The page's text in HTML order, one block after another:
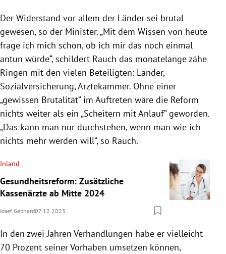
Der Widerstand vor allem der Länder sei brutal
gewesen, so der Minister. „Mit dem Wissen von heute
frage ich mich schon, ob ich mir das noch einmal
antun würde“, schildert Rauch das monatelange zähe
Ringen mit den vielen Beteiligten: Länder,
Sozialversicherung, Ärztekammer. Ohne einer
„gewissen Brutalität“ im Auftreten wäre die Reform
nichts weiter als ein „Scheitern mit Anlauf“ geworden.
„Das kann man nur durchstehen, wenn man wie ich
nichts mehr werden will“, so Rauch.
Inland
Gesundheitsreform: Zusätzliche
Kassenärzte ab Mitte 2024
Josef Gebhard07.12.2023
In den zwei Jahren Verhandlungen habe er vielleicht
70 Prozent seiner Vorhaben umsetzen können,